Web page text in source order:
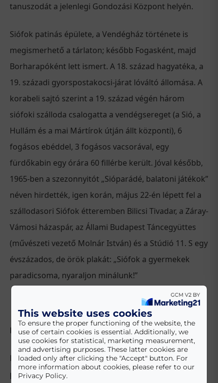
tanuszodát a jelenlegi Gondozási Központ helyén.
Siófok patinás épülete, a Vendégház története is
megismerhető a tárlaton; később Fogasként, majd
Borharapóként lett ismert. A 18. század hagyatéka, a
19. századi gyorspostakocsi-járat lóváltó állomása. A
korabeli sajtó szerint a 19. század végén három
siófoki szálloda csalogatta a vendégsereget (a Sió, a
Hullám és a mai Mártírok útján állt központi), 6
fogásos ebéddel, 3 fogásos vacsorával, egy
fürdőkabin egy órára 60 fillérbe került. Jóval később,
1965-ben a szezonnyitót „Sióparádé, balatoni játékok”
néven hirdették, igen korán, május 22-én lépett fel a
szállodasori Siófok étteremben Bilicsi Tivadar, a Záray-
Vámosi házaspár, az Állami Budapest Táncegyüttes
(művészeti vezető Molnár István) és a Stúdió 11. S egy
évszázados, de örök plakát: „Siófok a gyermekek
paradicsoma, nyaraljon minálunk!”
Nem 45, hanem csak 41,3 méter
Nem 45 méter magas a Víztorony, hanem csak 41,3 –
pontosította az eddigi téves közléseket Tóth Lajos
This website uses cookies
To ensure the proper functioning of the website, the
use of certain cookies is essential. Additionally, we
use cookies for statistical, marketing measurement,
and advertising purposes. These latter cookies are
loaded only after clicking the "Accept" button. For
more information about cookies, please refer to our
Privacy Policy.